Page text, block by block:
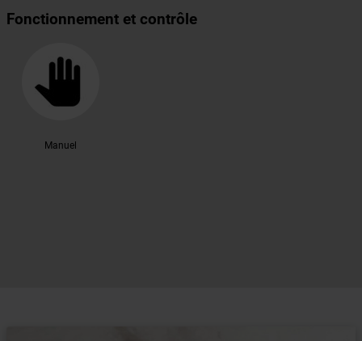
Fonctionnement et contrôle
Manuel